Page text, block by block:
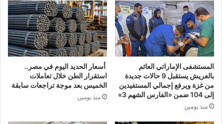
المستشفى الإماراتي العائم
بالعريش يستقبل 9 حالات جديدة
من غزة ويرفع إجمالي المستفيدين
إلى 104 ضمن «الفارس الشهم 3»
منذ يومين
أسعار الحديد اليوم في مصر..
استقرار الطن خلال تعاملات
الخميس بعد موجة تراجعات سابقة
منذ يومين